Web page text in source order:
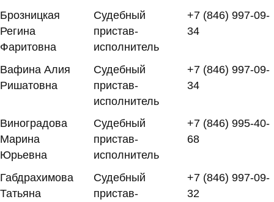
Брозницкая
Регина
Фаритовна
Судебный
пристав-
исполнитель
+7 (846) 997-09-
34
Вафина Алия
Ришатовна
Судебный
пристав-
исполнитель
+7 (846) 997-09-
34
Виноградова
Марина
Юрьевна
Судебный
пристав-
исполнитель
+7 (846) 995-40-
68
Габдрахимова
Татьяна
Судебный
пристав-
+7 (846) 997-09-
32